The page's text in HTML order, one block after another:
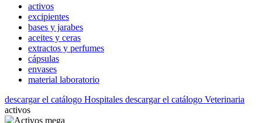
activos
excipientes
bases y jarabes
aceites y ceras
extractos y perfumes
cápsulas
envases
material laboratorio
descargar el catálogo Hospitales descargar el catálogo Veterinaria
activos